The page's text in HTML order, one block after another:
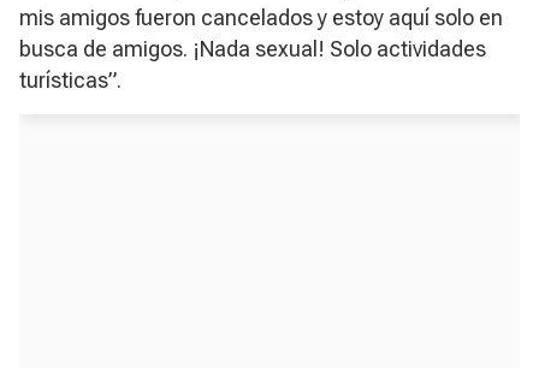
mis amigos fueron cancelados y estoy aquí solo en
busca de amigos. ¡Nada sexual! Solo actividades
turísticas”.